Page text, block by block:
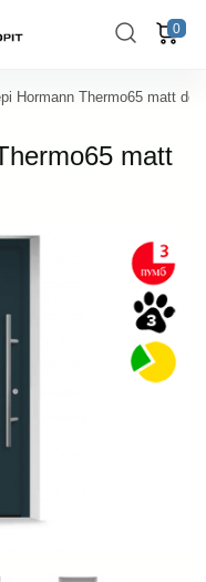
0
Hormann Thermo65 matt
matt